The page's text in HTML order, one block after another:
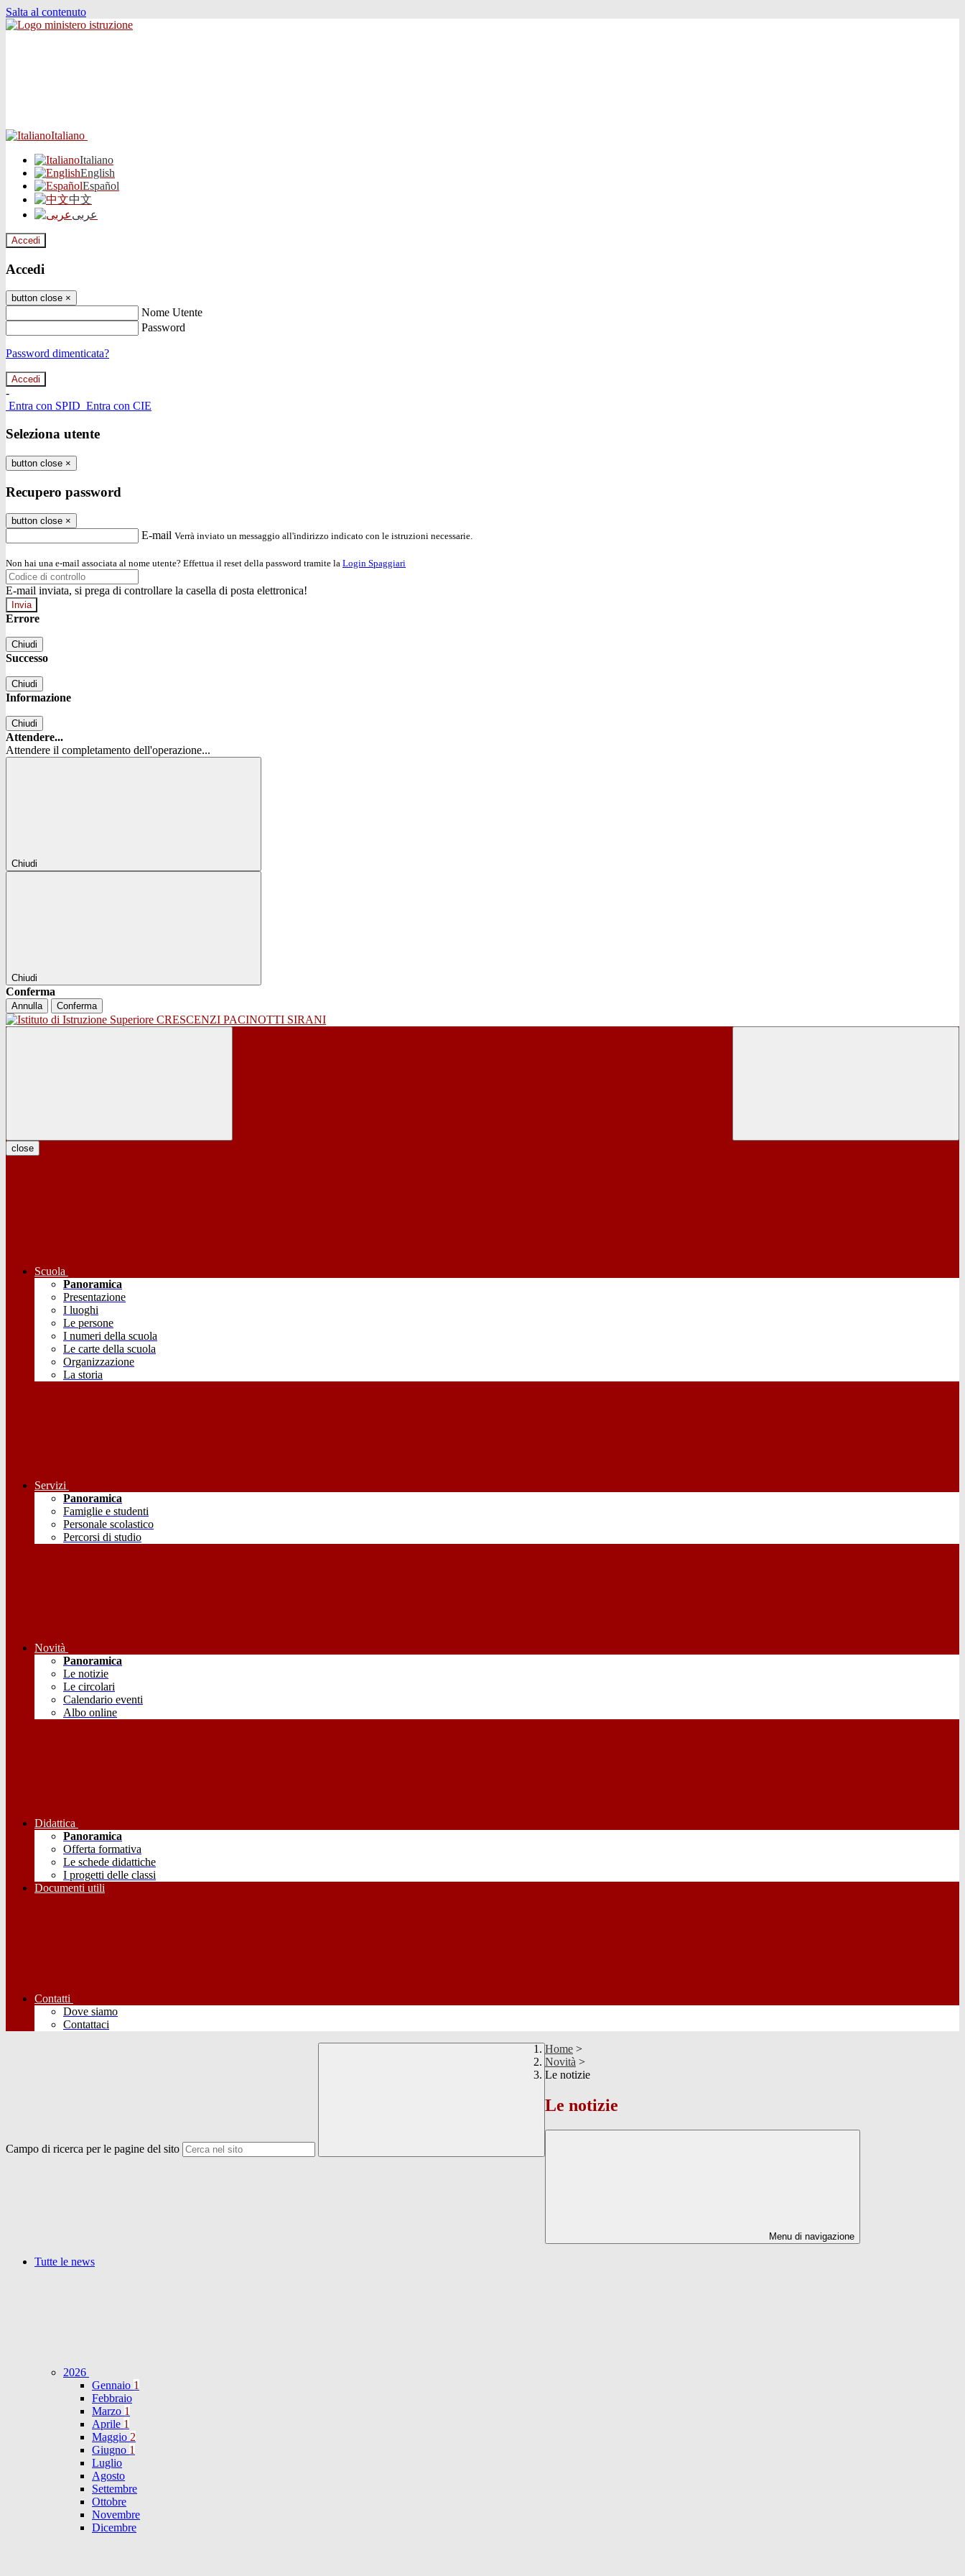
Salta al contenuto
Italiano
Italiano
English
Español
中文
عربى
Accedi
Accedi
button close ×
Nome Utente
Password
Password dimenticata?
-
Entra con SPID Entra con CIE
Seleziona utente
button close ×
Recupero password
button close ×
E-mail Verrà inviato un messaggio all'indirizzo indicato con le istruzioni necessarie.
Non hai una e-mail associata al nome utente? Effettua il reset della password tramite la Login Spaggiari
E-mail inviata, si prega di controllare la casella di posta elettronica!
Errore
Chiudi
Successo
Chiudi
Informazione
Chiudi
Attendere...
Attendere il completamento dell'operazione...
Chiudi
Chiudi
Conferma
Annulla Conferma
close
Scuola
Panoramica
Presentazione
I luoghi
Le persone
I numeri della scuola
Le carte della scuola
Organizzazione
La storia
Servizi
Panoramica
Famiglie e studenti
Personale scolastico
Percorsi di studio
Novità
Panoramica
Le notizie
Le circolari
Calendario eventi
Albo online
Didattica
Panoramica
Offerta formativa
Le schede didattiche
I progetti delle classi
Documenti utili
Contatti
Dove siamo
Contattaci
Campo di ricerca per le pagine del sito
Home >
Novità >
Le notizie
Le notizie
Menu di navigazione
Tutte le news
2026
Gennaio 1
Febbraio
Marzo 1
Aprile 1
Maggio 2
Giugno 1
Luglio
Agosto
Settembre
Ottobre
Novembre
Dicembre